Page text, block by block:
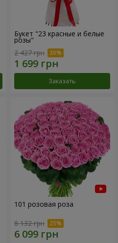
Букет "23 красные и белые
розы"
2 427 грн
Заказать
101 розовая роза
8 132 грн